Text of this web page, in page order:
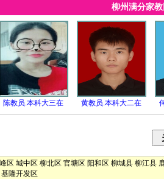
柳州满分家
陈教员.本科大三在 黄教员.本科大二在
区 城中区 柳北区 官塘区 阳和区 柳城县 柳江县
基隆开发区